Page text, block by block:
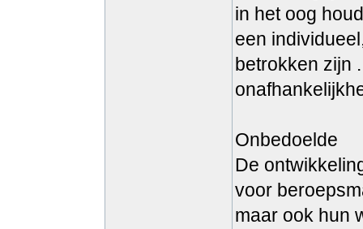
in het oog
een
betrokken zijn
Onbedoelde
De
voor
maar ook hun